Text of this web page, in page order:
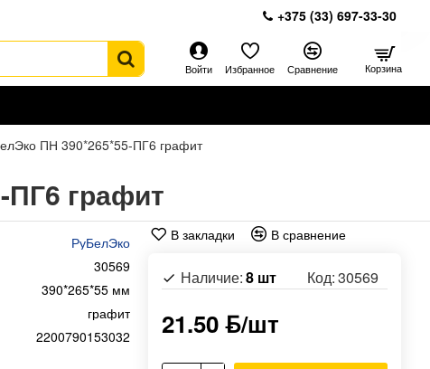
+375 (33) 697-33-30
Войти Избранное Сравнение Корзина
ПН 390*265*55-ПГ6 графит
графит
21.50 ƃ/шт
Наличие:8 шт Код:30569
В закладки В сравнение
РуБелЭко
30569
390*265*55 мм
графит
2200790153032